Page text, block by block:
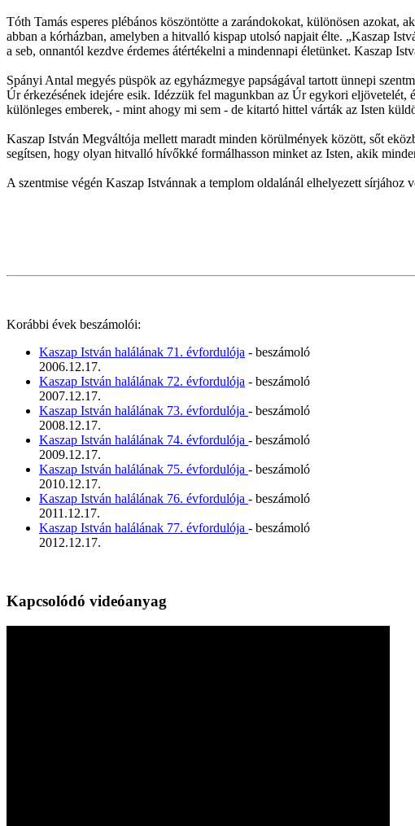
Tóth Tamás esperes plébános köszöntötte a zarándokokat, különösen azokat,
abban a kórházban, amelyben a hitvalló kispap utolsó napjait élte. „Kaszap
a seb, onnantól kezdve érdemes átértékelni a mindennapi életünket. Kaszap
Spányi Antal megyés püspök az egyházmegye papságával tartott ünnepi
Úr érkezésének idejére esik. Idézzük fel magunkban az Úr egykori eljövetelét,
különleges emberek, - mint ahogy mi sem - de kitartó hittel várták az Isten
Kaszap István Megváltója mellett maradt minden körülmények között, sőt
segítsen, hogy olyan hitvalló hívőkké formálhasson minket az Isten, akik
A szentmise végén Kaszap Istvánnak a templom oldalánál elhelyezett
Korábbi évek beszámolói:
Kaszap István halálának 71. évfordulója - beszámoló
2006.12.17.
Kaszap István halálának 72. évfordulója - beszámoló
2007.12.17.
Kaszap István halálának 73. évfordulója - beszámoló
2008.12.17.
Kaszap István halálának 74. évfordulója - beszámoló
2009.12.17.
Kaszap István halálának 75. évfordulója - beszámoló
2010.12.17.
Kaszap István halálának 76. évfordulója - beszámoló
2011.12.17.
Kaszap István halálának 77. évfordulója - beszámoló
2012.12.17.
Kapcsolódó videóanyag